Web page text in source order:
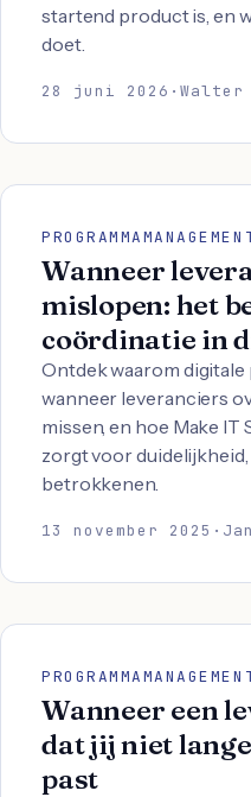
startend product is, en
doet.
28 juni 2026 ·Walter
Wanneer
mislopen: het
coördinatie in
Ontdek waarom
wanneer leveranciers
missen, en hoe Make
zorgt voor
betrokkenen.
13 november 2025 ·
Wanneer een
dat jij niet
past